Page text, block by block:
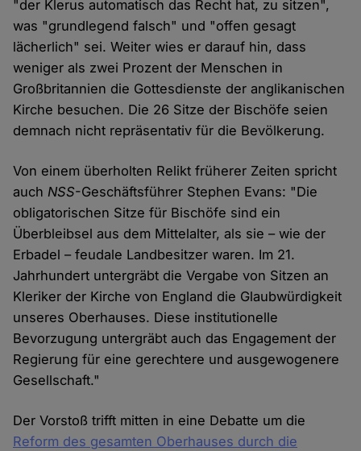
"der Klerus automatisch das Recht hat, zu sitzen",
was "grundlegend falsch" und "offen gesagt
lächerlich" sei. Weiter wies er darauf hin, dass
weniger als zwei Prozent der Menschen in
Großbritannien die Gottesdienste der anglikanischen
Kirche besuchen. Die 26 Sitze der Bischöfe seien
demnach nicht repräsentativ für die Bevölkerung.
Von einem überholten Relikt früherer Zeiten spricht
auchNSS-Geschäftsführer Stephen Evans: "Die
obligatorischen Sitze für Bischöfe sind ein
Überbleibsel aus dem Mittelalter, als sie – wie der
Erbadel – feudale Landbesitzer waren. Im 21.
Jahrhundert untergräbt die Vergabe von Sitzen an
Kleriker der Kirche von England die Glaubwürdigkeit
unseres Oberhauses. Diese institutionelle
Bevorzugung untergräbt auch das Engagement der
Regierung für eine gerechtere und ausgewogenere
Gesellschaft."
Der Vorstoß trifft mitten in eine Debatte um die
Reform des gesamten Oberhauses durch die